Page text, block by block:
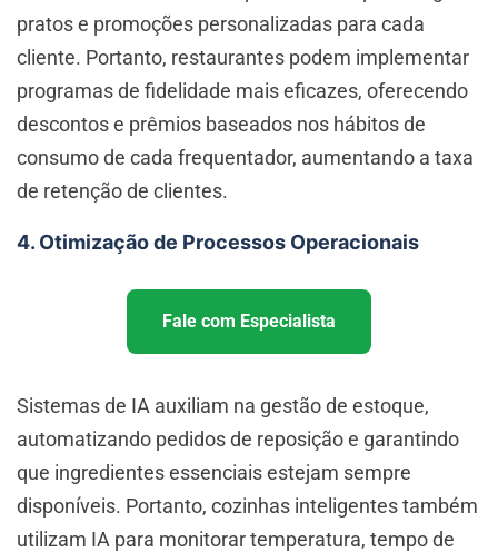
pratos e promoções personalizadas para cada
cliente. Portanto, restaurantes podem implementar
programas de fidelidade mais eficazes, oferecendo
descontos e prêmios baseados nos hábitos de
consumo de cada frequentador, aumentando a taxa
de retenção de clientes.
4. Otimização de Processos Operacionais
Fale com Especialista
Sistemas de IA auxiliam na gestão de estoque,
automatizando pedidos de reposição e garantindo
que ingredientes essenciais estejam sempre
disponíveis. Portanto, cozinhas inteligentes também
utilizam IA para monitorar temperatura, tempo de